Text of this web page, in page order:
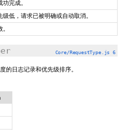
完成。
级低，请求已被明确或自动取消。
Core/RequestType.js 6
的日志记录和优先级排序。